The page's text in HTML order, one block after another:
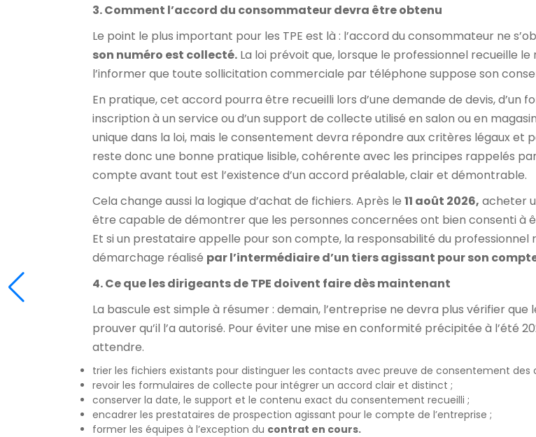
3. Comment l’accord du consommateur devra être obtenu
Le point le plus important pour les TPE est là : l’accord du consommateur ne
son numéro est collecté. La loi prévoit que, lorsque le professionnel recueille
l’informer que toute sollicitation commerciale par téléphone suppose son
En pratique, cet accord pourra être recueilli lors d’une demande de devis, d’un
inscription à un service ou d’un support de collecte utilisé en salon ou en
unique dans la loi, mais le consentement devra répondre aux critères légaux et
reste donc une bonne pratique lisible, cohérente avec les principes rappelés
compte avant tout est l’existence d’un accord préalable, clair et démontrable.
Cela change aussi la logique d’achat de fichiers. Après le 11 août 2026, acheter
être capable de démontrer que les personnes concernées ont bien consenti
Et si un prestataire appelle pour son compte, la responsabilité du professionnel
démarchage réalisé par l’intermédiaire d’un tiers agissant pour son
4. Ce que les dirigeants de TPE doivent faire dès maintenant
La bascule est simple à résumer : demain, l’entreprise ne devra plus vérifier
prouver qu’il l’a autorisé. Pour éviter une mise en conformité précipitée à l’été
attendre.
trier les fichiers existants pour distinguer les contacts avec preuve de consentement des
revoir les formulaires de collecte pour intégrer un accord clair et distinct ;
conserver la date, le support et le contenu exact du consentement recueilli ;
encadrer les prestataires de prospection agissant pour le compte de l’entreprise ;
former les équipes à l’exception du contrat en cours.